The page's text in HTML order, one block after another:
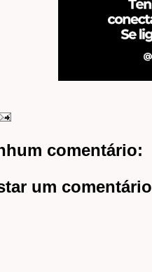
comentário:
um comentário